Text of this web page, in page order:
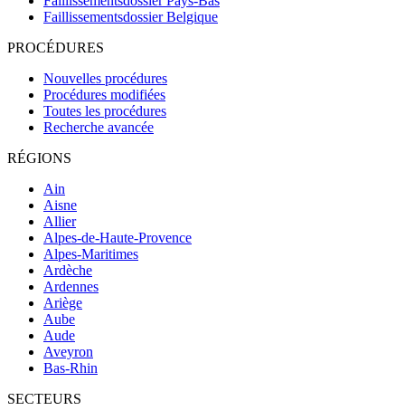
Faillissementsdossier Belgique
PROCÉDURES
Nouvelles procédures
Procédures modifiées
Toutes les procédures
Recherche avancée
RÉGIONS
Ain
Aisne
Allier
Alpes-de-Haute-Provence
Alpes-Maritimes
Ardèche
Ardennes
Ariège
Aube
Aude
Aveyron
Bas-Rhin
SECTEURS